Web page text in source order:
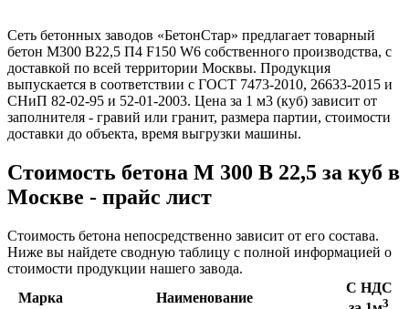
Сеть бетонных заводов «БетонСтар» предлагает товарный
бетон М300 B22,5 П4 F150 W6 собственного производства, с
доставкой по всей территории Москвы. Продукция
выпускается в соответствии с ГОСТ 7473-2010, 26633-2015 и
СНиП 82-02-95 и 52-01-2003. Цена за 1 м3 (куб) зависит от
заполнителя - гравий или гранит, размера партии, стоимости
доставки до объекта, время выгрузки машины.
Стоимость бетона М 300 В 22,5 за куб в
Москве - прайс лист
Стоимость бетона непосредственно зависит от его состава.
Ниже вы найдете сводную таблицу с полной информацией о
стоимости продукции нашего завода.
Марка
Наименование
С НДС
3